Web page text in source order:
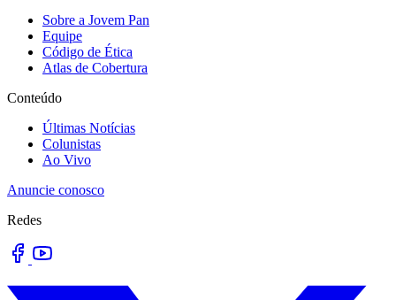
Sobre a Jovem Pan
Equipe
Código de Ética
Atlas de Cobertura
Conteúdo
Últimas Notícias
Colunistas
Ao Vivo
Anuncie conosco
Redes